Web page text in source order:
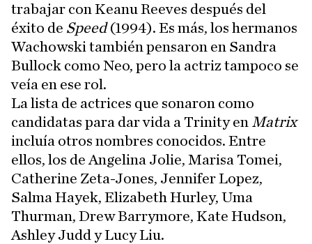
trabajar con Keanu Reeves después del
éxito de Speed(1994). Es más, los hermanos
Wachowski también pensaron en Sandra
Bullock como Neo, pero la actriz tampoco se
veía en ese rol.
La lista de actrices que sonaron como
candidatas para dar vida a Trinity en Matrix
incluía otros nombres conocidos. Entre
ellos, los de Angelina Jolie, Marisa Tomei,
Catherine Zeta-Jones, Jennifer Lopez,
Salma Hayek, Elizabeth Hurley, Uma
Thurman, Drew Barrymore, Kate Hudson,
Ashley Judd y Lucy Liu.